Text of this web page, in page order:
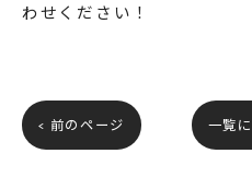
わせください！
< 前のページ 一覧